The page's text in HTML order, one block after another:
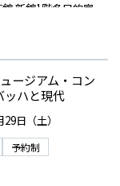
新館1階多目的室
をお済ませくださ
などに使用する
す。
が確認いたします
けて、開始5分前
）へお越しくださ
おります。
ージアム・コン
ハと現代
日（土）
予約制